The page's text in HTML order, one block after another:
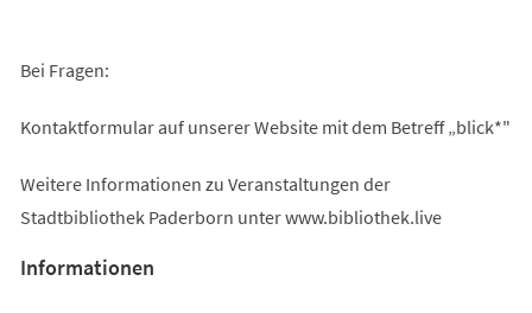
Bei Fragen:
Kontaktformular auf unserer Website mit dem Betreff „blick*"
Weitere Informationen zu Veranstaltungen der
Stadtbibliothek Paderborn unter www.bibliothek.live
Informationen